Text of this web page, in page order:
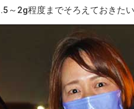
～2g程度までそろえておきたい